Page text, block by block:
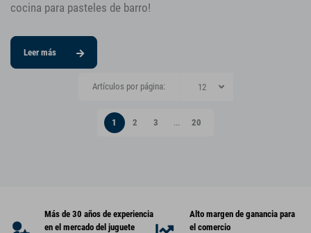
cocina para pasteles de barro!
Leer más
Artículos por página:
1 2 3 ... 20
Más de 30 años de experiencia
en el mercado del juguete
Alto margen de ganancia para
el comercio